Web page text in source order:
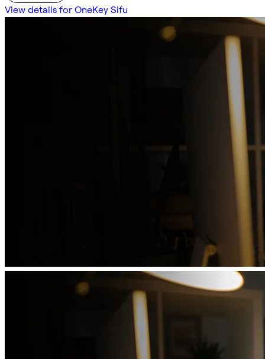
View details for OneKey Sifu